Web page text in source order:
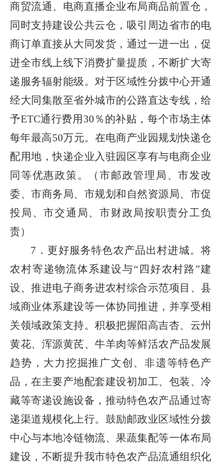
商贸流通、电商直播企业布局商品前置仓，
同时支持建设公共云仓，吸引周边省市的电
商订单直接从大同发货，通过一进一出，促
进全市线上线下消费扩量提质，不断扩大寄
递服务辐射能级。对于区域性分拨中心开通
经大同集散至省外城市的公路直达专线，给
予ETC通行费用30％的补贴，每个市场主体
每年最高50万元。在电商产业园规划快递仓
配用地，快递企业入驻园区享有与电商企业
同等优惠政策。（市邮政管理局、市发改
委、市商务局、市规划和自然资源局、市促
投局、市交通局、市财政局按职责分工负
责）
7．更好服务特色农产品出村进城。将
农村寄递物流体系建设与“四好农村路”建
设、推进电子商务进农村综合示范项目、县
域商业体系建设等一体协同推进，并享受相
关领域政策支持。积极把握阳高吉杏、云州
黄花、浑源黄芪、牛羊肉等鲜活农产品发展
趋势，大力挖掘推广文创、非遗等特色产
品，在主要产地配套建设初加工、包装、冷
藏等寄递设施设备，推动特色农产品通过寄
递渠道规模化上行。鼓励邮政业区域性分拨
中心与本地冷链物流、果蔬集配等一体布局
建设，不断提升我市特色农产品流通组织化